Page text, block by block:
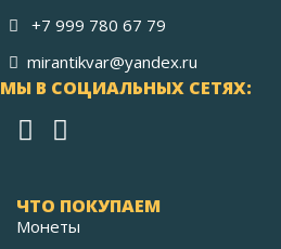
+7 999 780 67 79
mirantikvar@yandex.ru
МЫ В СОЦИАЛЬНЫХ СЕТЯХ:
ЧТО ПОКУПАЕМ
Монеты